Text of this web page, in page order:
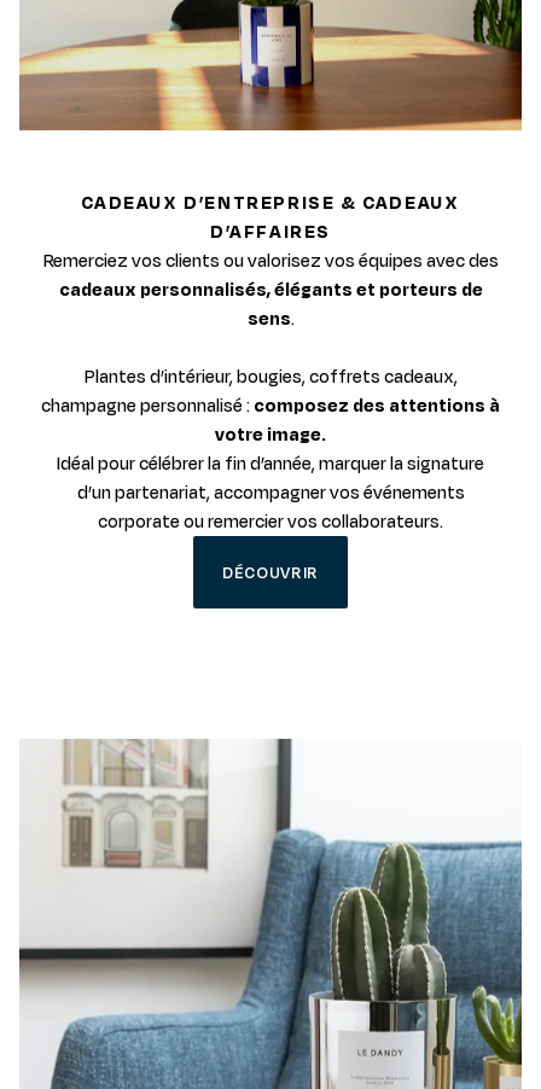
CADEAUX D’ENTREPRISE & CADEAUX
D’AFFAIRES
Remerciez vos clients ou valorisez vos équipes avec des
cadeaux personnalisés, élégants et porteurs de
sens.
Plantes d’intérieur, bougies, coffrets cadeaux,
champagne personnalisé :composez des attentions à
votre image.
Idéal pour célébrer la fin d’année, marquer la signature
d’un partenariat, accompagner vos événements
corporate ou remercier vos collaborateurs.
DÉCOUVRIR